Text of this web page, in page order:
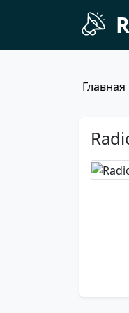
Главная